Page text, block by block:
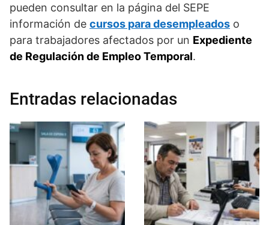
pueden consultar en la página del SEPE
información de cursos para desempleados o
para trabajadores afectados por un Expediente
de Regulación de Empleo Temporal.
Entradas relacionadas